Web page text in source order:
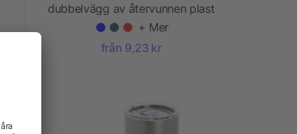
dubbelvägg av återvunnen plast
+ Mer
från 9,23 kr